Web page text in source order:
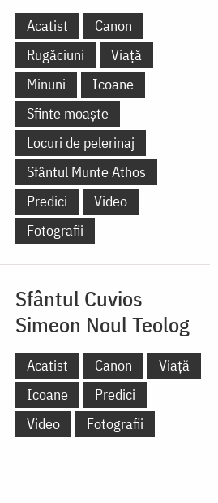
Acatist
Canon
Rugăciuni
Viață
Minuni
Icoane
Sfinte moaște
Locuri de pelerinaj
Sfântul Munte Athos
Predici
Video
Fotografii
Sfântul Cuvios
Simeon Noul Teolog
Acatist Canon
Viață
Icoane
Predici
Video
Fotografii